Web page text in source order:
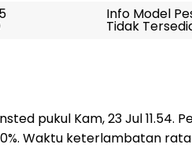
Info Model
Tidak
pukul Kam, 23 Jul 11.54.
Waktu keterlambatan